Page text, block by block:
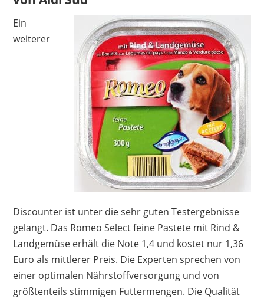
Ein
weiterer
Discounter ist unter die sehr guten Testergebnisse
gelangt. Das Romeo Select feine Pastete mit Rind &
Landgemüse erhält die Note 1,4 und kostet nur 1,36
Euro als mittlerer Preis. Die Experten sprechen von
einer optimalen Nährstoffversorgung und von
größtenteils stimmigen Futtermengen. Die Qualität